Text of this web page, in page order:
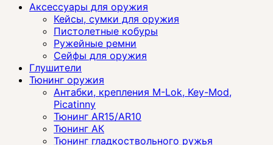
Аксессуары для оружия
Кейсы, сумки для оружия
Пистолетные кобуры
Ружейные ремни
Сейфы для оружия
Глушители
Тюнинг оружия
Антабки, крепления M-Lok, Key-Mod,
Picatinny
Тюнинг AR15/AR10
Тюнинг АК
Тюнинг гладкоствольного ружья